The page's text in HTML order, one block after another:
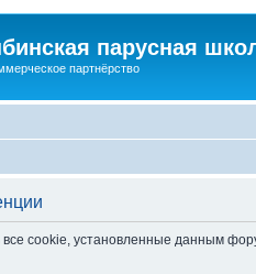
парусная
партнёрство
все cookie, установленные данным